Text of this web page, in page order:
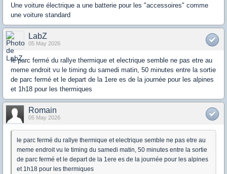
Une voiture électrique a une batterie pour les "accessoires" comme
une voiture standard
LabZ
05 May 2026
le parc fermé du rallye thermique et electrique semble ne pas etre au
meme endroit vu le timing du samedi matin, 50 minutes entre la sortie
de parc fermé et le depart de la 1ere es de la journée pour les alpines
et 1h18 pour les thermiques
Romain
05 May 2026
le parc fermé du rallye thermique et electrique semble ne pas etre au
meme endroit vu le timing du samedi matin, 50 minutes entre la sortie
de parc fermé et le depart de la 1ere es de la journée pour les alpines
et 1h18 pour les thermiques